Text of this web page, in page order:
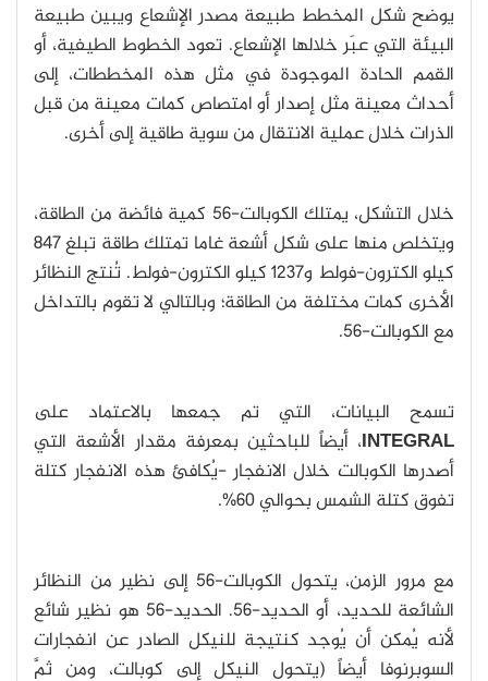
يوضح شكل المخطط طبيعة مصدر الإشعاع ويبين طبيعة
البيئة التي عبَر خلالها الإشعاع. تعود الخطوط الطيفية، أو
القمم الحادة الموجودة في مثل هذه المخططات، إلى
أحداث معينة مثل إصدار أو امتصاص كمات معينة من قبل
الذرات خلال عملية الانتقال من سوية طاقية إلى أخرى.
خلال التشكل، يمتلك الكوبالت-56 كمية فائضة من الطاقة،
ويتخلص منها على شكل أشعة غاما تمتلك طاقة تبلغ 847
كيلو الكترون-فولط و1237 كيلو الكترون-فولط. تُنتج النظائر
الأخرى كمات مختلفة من الطاقة؛ وبالتالي لا تقوم بالتداخل
مع الكوبالت-56.
تسمح البيانات، التي تم جمعها بالاعتماد على
INTEGRAL، أيضاً للباحثين بمعرفة مقدار الأشعة التي
أصدرها الكوبالت خلال الانفجار -يُكافئ هذه الانفجار كتلة
تفوق كتلة الشمس بحوالي 60%.
مع مرور الزمن، يتحول الكوبالت-56 إلى نظير من النظائر
الشائعة للحديد، أو الحديد-56. الحديد-56 هو نظير شائع
لأنه يُمكن أن يُوجد كنتيجة للنيكل الصادر عن انفجارات
السوبرنوفا أيضاً (يتحول النيكل إلى كوبالت، ومن ثمَّ